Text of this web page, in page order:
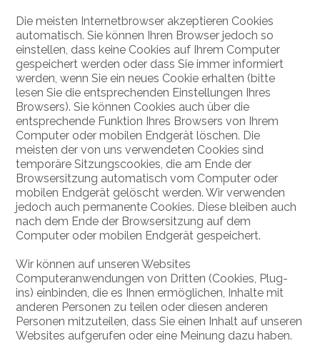
Die meisten Internetbrowser akzeptieren Cookies
automatisch. Sie können Ihren Browser jedoch so
einstellen, dass keine Cookies auf Ihrem Computer
gespeichert werden oder dass Sie immer informiert
werden, wenn Sie ein neues Cookie erhalten (bitte
lesen Sie die entsprechenden Einstellungen Ihres
Browsers). Sie können Cookies auch über die
entsprechende Funktion Ihres Browsers von Ihrem
Computer oder mobilen Endgerät löschen. Die
meisten der von uns verwendeten Cookies sind
temporäre Sitzungscookies, die am Ende der
Browsersitzung automatisch vom Computer oder
mobilen Endgerät gelöscht werden. Wir verwenden
jedoch auch permanente Cookies. Diese bleiben auch
nach dem Ende der Browsersitzung auf dem
Computer oder mobilen Endgerät gespeichert.
Wir können auf unseren Websites
Computeranwendungen von Dritten (Cookies, Plug-
ins) einbinden, die es Ihnen ermöglichen, Inhalte mit
anderen Personen zu teilen oder diesen anderen
Personen mitzuteilen, dass Sie einen Inhalt auf unseren
Websites aufgerufen oder eine Meinung dazu haben.